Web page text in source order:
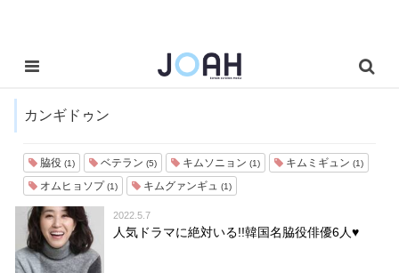
カンギドゥン
脇役 (1) ベテラン (5) キムソニョン (1) キムミギュン (1)
オムヒョソプ(1) キムグァンギュ (1)
2022.5.7
人気ドラマに絶対いる!!韓国名脇役俳優6人♥